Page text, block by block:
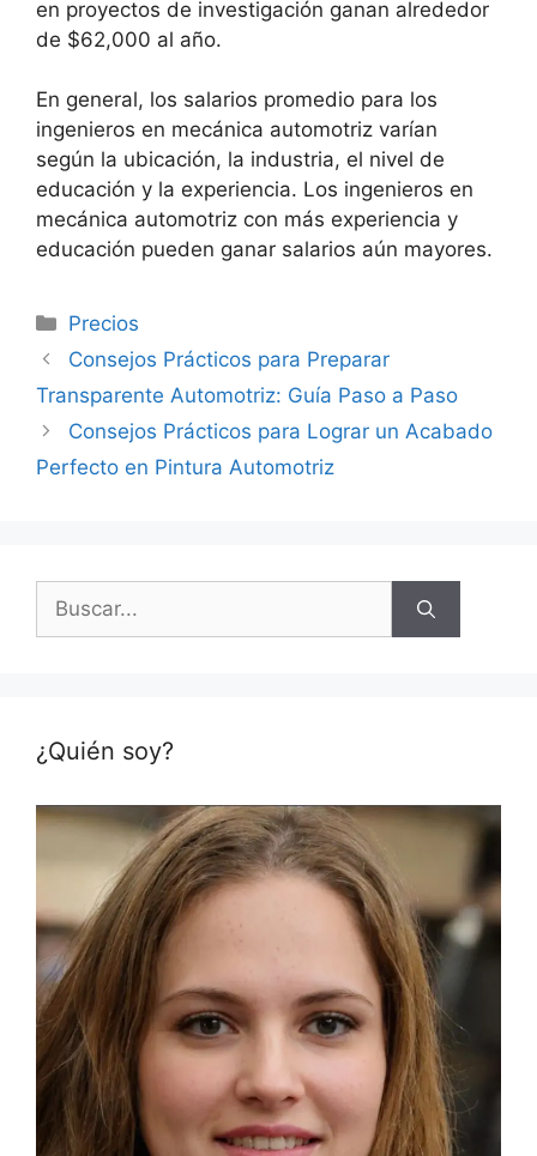
en proyectos de investigación ganan alrededor
de $62,000 al año.
En general, los salarios promedio para los
ingenieros en mecánica automotriz varían
según la ubicación, la industria, el nivel de
educación y la experiencia. Los ingenieros en
mecánica automotriz con más experiencia y
educación pueden ganar salarios aún mayores.
Categorías
Precios
Consejos Prácticos para Preparar
Transparente Automotriz: Guía Paso a Paso
Consejos Prácticos para Lograr un Acabado
Perfecto en Pintura Automotriz
Buscar:
¿Quién soy?